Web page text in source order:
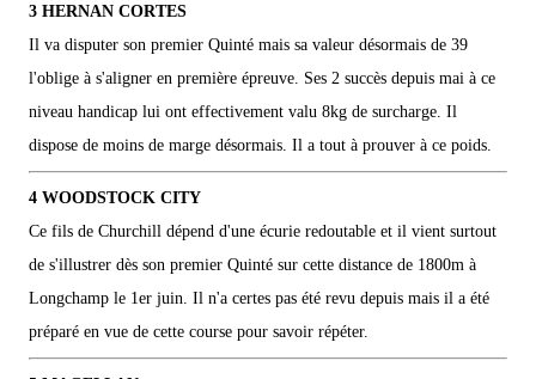
3 HERNAN CORTES
Il va disputer son premier Quinté mais sa valeur désormais de 39
l'oblige à s'aligner en première épreuve. Ses 2 succès depuis mai à ce
niveau handicap lui ont effectivement valu 8kg de surcharge. Il
dispose de moins de marge désormais. Il a tout à prouver à ce poids.
4 WOODSTOCK CITY
Ce fils de Churchill dépend d'une écurie redoutable et il vient surtout
de s'illustrer dès son premier Quinté sur cette distance de 1800m à
Longchamp le 1er juin. Il n'a certes pas été revu depuis mais il a été
préparé en vue de cette course pour savoir répéter.